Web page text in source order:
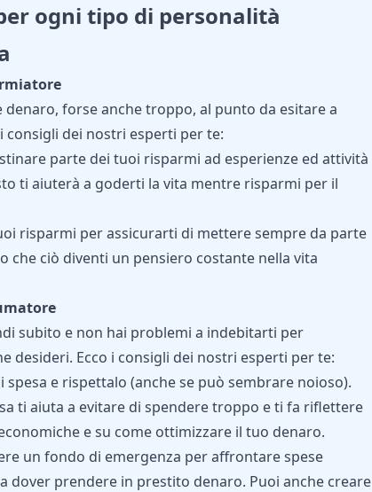
ogni tipo di personalità
forse anche troppo, al punto da esitare a
consigli dei nostri esperti per te:
parte dei tuoi risparmi ad esperienze ed attività
ti aiuterà a goderti la vita mentre risparmi per il
risparmi per assicurarti di mettere sempre da parte
che ciò diventi un pensiero costante nella vita
subito e non hai problemi a indebitarti per
desideri. Ecco i consigli dei nostri esperti per te:
spesa e rispettalo (anche se può sembrare noioso).
ti aiuta a evitare di spendere troppo e ti fa riflettere
e su come ottimizzare il tuo denaro.
un fondo di emergenza per affrontare spese
dover prendere in prestito denaro. Puoi anche creare